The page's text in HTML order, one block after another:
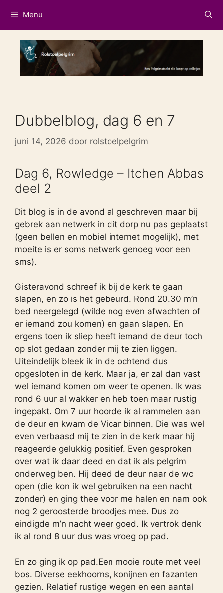
naar
de
inhoud
Menu
Dubbelblog, dag 6 en 7
juni 14, 2026 door rolstoelpelgrim
Dag 6, Rowledge – Itchen Abbas
deel 2
Dit blog is in de avond al geschreven maar bij
gebrek aan netwerk in dit dorp nu pas geplaatst
(geen bellen en mobiel internet mogelijk), met
moeite is er soms netwerk genoeg voor een
sms).
Gisteravond schreef ik bij de kerk te gaan
slapen, en zo is het gebeurd. Rond 20.30 m’n
bed neergelegd (wilde nog even afwachten of
er iemand zou komen) en gaan slapen. En
ergens toen ik sliep heeft iemand de deur toch
op slot gedaan zonder mij te zien liggen.
Uiteindelijk bleek ik in de ochtend dus
opgesloten in de kerk. Maar ja, er zal dan vast
wel iemand komen om weer te openen. Ik was
rond 6 uur al wakker en heb toen maar rustig
ingepakt. Om 7 uur hoorde ik al rammelen aan
de deur en kwam de Vicar binnen. Die was wel
even verbaasd mij te zien in de kerk maar hij
reageerde gelukkig positief. Even gesproken
over wat ik daar deed en dat ik als pelgrim
onderweg ben. Hij deed de deur naar de wc
open (die kon ik wel gebruiken na een nacht
zonder) en ging thee voor me halen en nam ook
nog 2 geroosterde broodjes mee. Dus zo
eindigde m’n nacht weer goed. Ik vertrok denk
ik al rond 8 uur dus was vroeg op pad.
En zo ging ik op pad.Een mooie route met veel
bos. Diverse eekhoorns, konijnen en fazanten
gezien. Relatief rustige wegen en een aantal